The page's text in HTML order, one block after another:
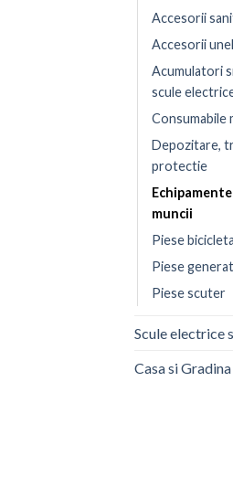
Accesorii
Accesorii
Acumulatori
scule
Consumabile
Depozitare,
protectie
muncii
Piese bicicleta
Piese
Piese scuter
Scule electrice
Casa si Gradina